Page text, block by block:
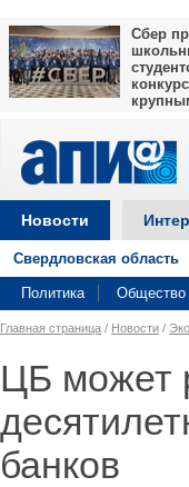
Сбер
Новости
Свердловская область
Политика Общество
Главная страница / Новости /
ЦБ может
банков